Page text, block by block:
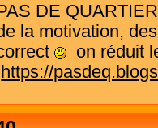
DE
la motivation,
on réduit
https://